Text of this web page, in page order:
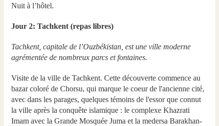
Nuit à l’hôtel.
Jour 2: Tachkent (repas libres)
Tachkent, capitale de l’Ouzbékistan, est une ville moderne
agrémentée de nombreux parcs et fontaines.
Visite de la ville de Tachkent. Cette découverte commence au
bazar coloré de Chorsu, qui marque le coeur de l'ancienne cité,
avec dans les parages, quelques témoins de l'essor que connut
la ville après la conquête islamique : le complexe Khazrati
Imam avec la Grande Mosquée Juma et la medersa Barakhan-